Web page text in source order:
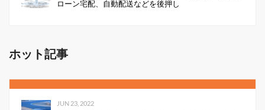
ローン宅配、自動配送などを後押し
ホット記事
JUN 23, 2022